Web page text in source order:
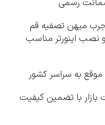
میهن تصفیه قم
نصب اینورتر مناسب
به سراسر کشور
بازار با تضمین کیفیت